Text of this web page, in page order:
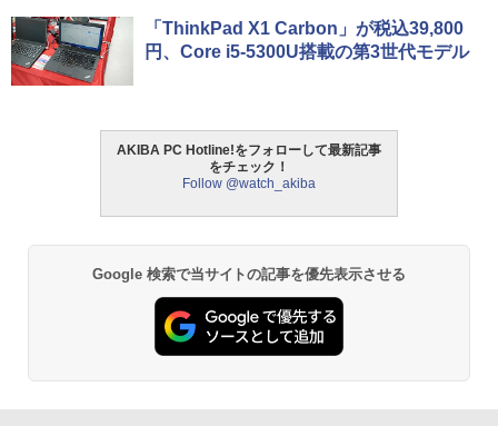
「ThinkPad X1 Carbon」が税込39,800
円、Core i5-5300U搭載の第3世代モデル
AKIBA PC Hotline!をフォローして最新記事
をチェック！
Follow @watch_akiba
Google 検索で当サイトの記事を優先表示させる